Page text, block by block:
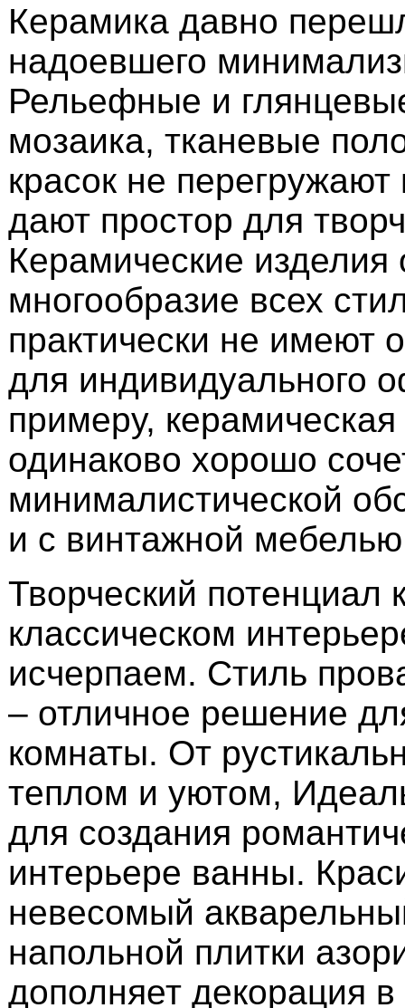
Керамика давно
надоевшего
Рельефные и
мозаика, тканевые
красок не перегружают
дают простор для
Керамические изделия
многообразие всех
практически не имеют
для индивидуального
примеру,
одинаково хорошо
минималистической
и с винтажной
Творческий потенциал
классическом
исчерпаем. Стиль
– отличное решение
комнаты. От
теплом и уютом,
для создания
интерьере ванны.
невесомый
напольной плитки
дополняет декорация